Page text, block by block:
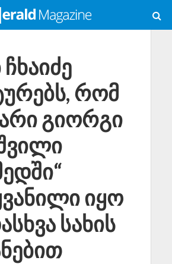
რომ
გიორგი
იყო
სახის